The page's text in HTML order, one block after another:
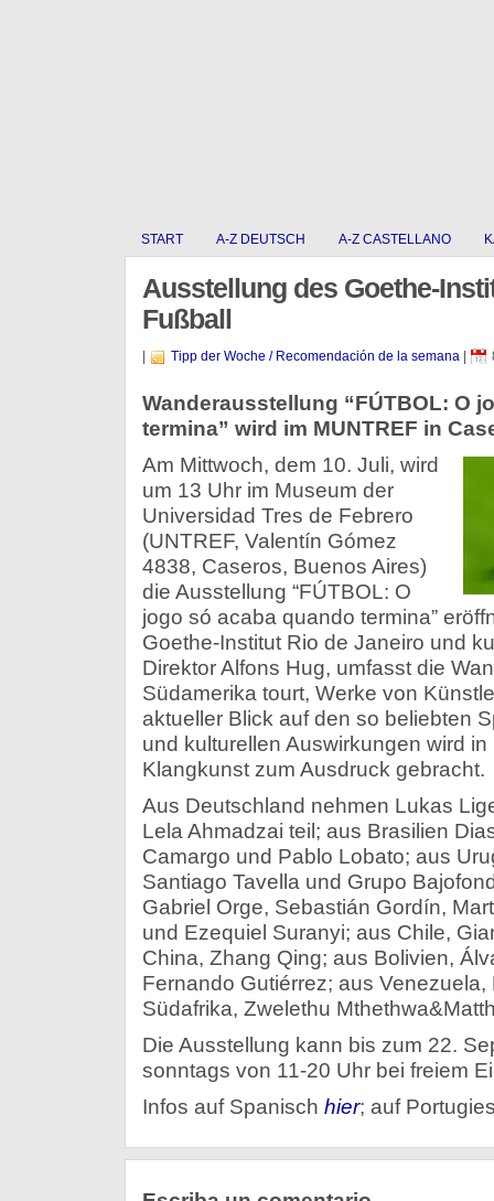
START A-Z DEUTSCH A-Z CASTELLANO
Ausstellung des Goethe-
Fußball
Tipp der Woche / Recomendación de la semana|
Wanderausstellung “FÚTBOL: O
termina” wird im MUNTREF in
Am Mittwoch, dem 10. Juli, wird
um 13 Uhr im Museum der
Universidad Tres de Febrero
(UNTREF, Valentín Gómez
4838, Caseros, Buenos Aires)
die Ausstellung “FÚTBOL: O
jogo só acaba quando termina”
Goethe-Institut Rio de Janeiro und
Direktor Alfons Hug, umfasst die
Südamerika tourt, Werke von
aktueller Blick auf den so beliebten
und kulturellen Auswirkungen wird
Klangkunst zum Ausdruck gebracht.
Aus Deutschland nehmen Lukas
Lela Ahmadzai teil; aus Brasilien
Camargo und Pablo Lobato; aus
Santiago Tavella und Grupo
Gabriel Orge, Sebastián Gordín,
und Ezequiel Suranyi; aus Chile,
China, Zhang Qing; aus Bolivien,
Fernando Gutiérrez; aus
Südafrika, Zwelethu
Die Ausstellung kann bis zum 22.
sonntags von 11-20 Uhr bei freiem
Infos auf Spanisch hier; auf